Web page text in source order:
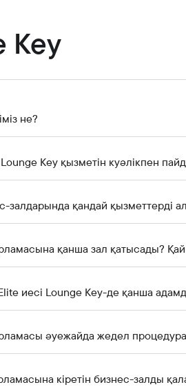
Key
не?
Key қызметін куәлікпен
залдарында қандай қызметтерді
қанша зал қатысады?
иесі Lounge Key-де қанша
әуежайда жедел
кіретін бизнес-залды